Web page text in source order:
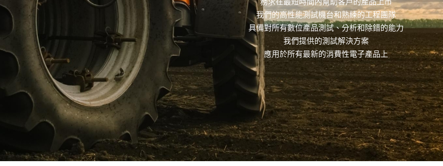
我們的高性能測試機台和熟練的工程團隊
具備對所有數位產品測試、分析和除錯的能力
我們提供的測試解決方案
應用於所有最新的消費性電子產品上